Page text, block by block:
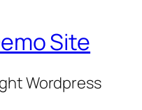
Site
Wordpress